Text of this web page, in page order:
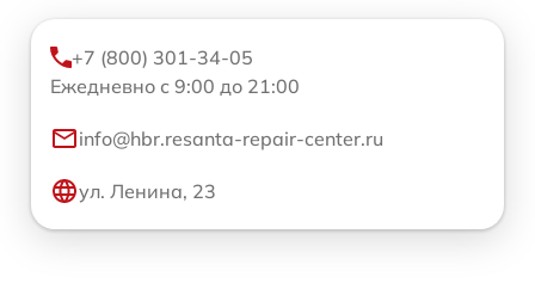
+7 (800) 301-34-05
Ежедневно с 9:00 до 21:00
info@hbr.resanta-repair-center.ru
ул. Ленина, 23